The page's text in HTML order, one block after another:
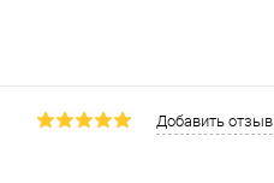
Добавить отзыв